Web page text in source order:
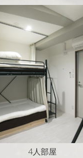
4人部屋